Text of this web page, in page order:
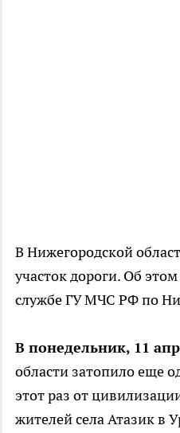
В Нижегородской
участок дороги. Об
службе ГУ МЧС РФ по
В понедельник, 11
области затопило еще
этот раз от
жителей села Атазик в